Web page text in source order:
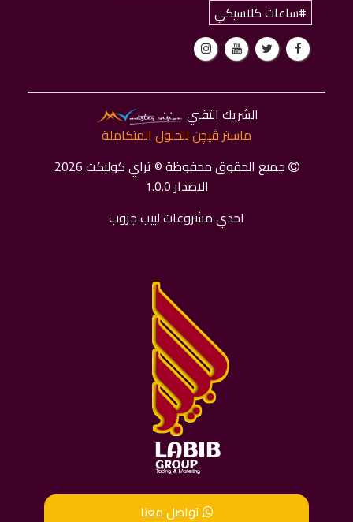
تواصل معنا
#ساعات كلاسيكي
الشريك التقني
ماستر ﭬﻴﭽﻦ للحلول المتكاملة
جميع الحقوق محفوظة © تراي كوليكت 2026
الاصدار 1.0.0
احدي مشروعات لبيب جروب